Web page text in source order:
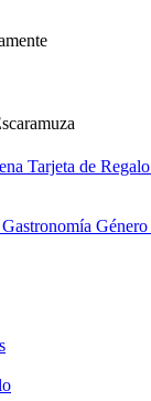
Tarjeta de Regalo
Gastronomía Género